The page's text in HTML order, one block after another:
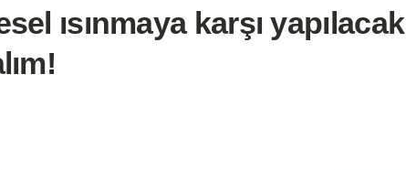
ısınmaya karşı yapılacak